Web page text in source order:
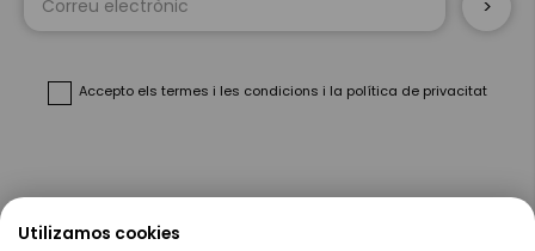
Accepto els termes i les condicions i la política de privacitat
Sobre Nosaltres
Utilizamos cookies